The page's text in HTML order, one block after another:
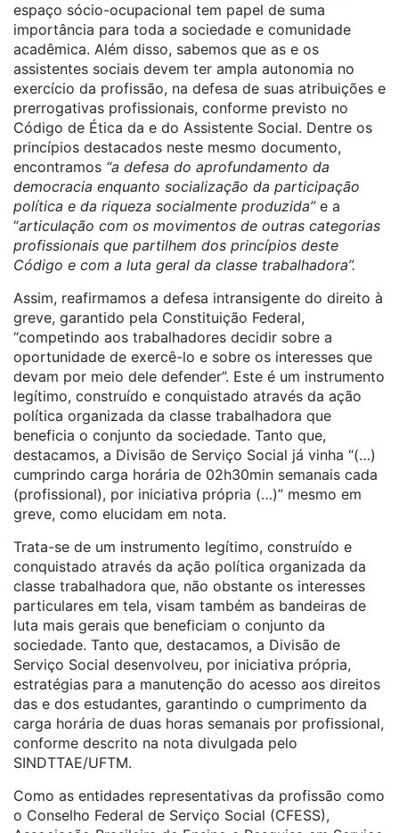
espaço sócio-ocupacional tem papel de suma
importância para toda a sociedade e comunidade
acadêmica. Além disso, sabemos que as e os
assistentes sociais devem ter ampla autonomia no
exercício da profissão, na defesa de suas atribuições e
prerrogativas profissionais, conforme previsto no
Código de Ética da e do Assistente Social. Dentre os
princípios destacados neste mesmo documento,
encontramos “a defesa do aprofundamento da
democracia enquanto socialização da participação
política e da riqueza socialmente produzida”e a
“articulação com os movimentos de outras categorias
profissionais que partilhem dos princípios deste
Código e com a luta geral da classe trabalhadora”.
Assim, reafirmamos a defesa intransigente do direito à
greve, garantido pela Constituição Federal,
“competindo aos trabalhadores decidir sobre a
oportunidade de exercê-lo e sobre os interesses que
devam por meio dele defender”. Este é um instrumento
legítimo, construído e conquistado através da ação
política organizada da classe trabalhadora que
beneficia o conjunto da sociedade. Tanto que,
destacamos, a Divisão de Serviço Social já vinha “(…)
cumprindo carga horária de 02h30min semanais cada
(profissional), por iniciativa própria (…)” mesmo em
greve, como elucidam em nota.
Trata-se de um instrumento legítimo, construído e
conquistado através da ação política organizada da
classe trabalhadora que, não obstante os interesses
particulares em tela, visam também as bandeiras de
luta mais gerais que beneficiam o conjunto da
sociedade. Tanto que, destacamos, a Divisão de
Serviço Social desenvolveu, por iniciativa própria,
estratégias para a manutenção do acesso aos direitos
das e dos estudantes, garantindo o cumprimento da
carga horária de duas horas semanais por profissional,
conforme descrito na nota divulgada pelo
SINDTTAE/UFTM.
Como as entidades representativas da profissão como
o Conselho Federal de Serviço Social (CFESS),